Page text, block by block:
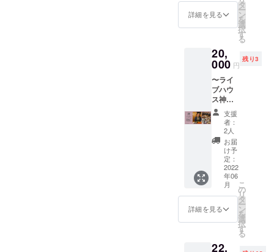
できる
場合は
えま
す。振
り替え
られな
かった
場合は
個別に
ご相談
させて
くださ
いま
せ。）
【重
さ】約
護のた
め直火
での使
用は推
奨して
おりま
せん。
強く摩
擦する
とロゴ
部分が
剥がれ
る可能
性があ
ります
柔らか
いスポ
ラッ
プ。 ぜ
ひお早
願いい
たしま
す！ 幅
5cm×長
さ
165cm
（最
長）
だきま
した！
限定5
BEATC
AMPロ
ゴをあ
しらっ
ていた
だきき
ます。
南出も
持って
るギ
ターや
ベース
に1本ず
つ揃え
たい
な、と
思える
スト
ラッ
ひお早
トラッ
プや！
至った
次第で
す。 そ
してこ
ちらの
コラボ
スト
ラップ
のご相
談をさ
せてい
ただい
たとこ
ろ、快
諾いた
だきま
した！
限定5
本。
AMPロ
を、、
、と考
横山さ
んにご
連絡
し、ご
相談さ
せてい
ただい
たとこ
ろ、
「六甲
道で会
う！」
という
ごく親
身に相
乗って
ラ」と
コラボ
いただ
けるこ
とにな
りまし
た。 厚
さはな
んと
5cm！
すべて
ハンド
メイド
の一点
物で、
木目や
細かな
は1枚1
枚異
い、着
て欲し
スター
トとの
はい、
大変共
感いた
しま
す！ そ
んな
中、難
燃性の
高い
アー
ミー生
地を使
火に強
く無骨
キャッ
ウトド
ア
する ア
ウトド
アガ
レージ
ブラン
ド「x
azuroy
x（アズ
イ）」
さん。
「自分
が愛す
る物を
着た
い、着
て欲し
スター
シー
ト】
ネット
たま
知った
「x
azuroy
x」。
ホーム
ページ
→https:
//shop.a
zuroy.c
om/
キャン
プや音
楽フェ
スに
ぴった
りなア
ション
詳細を見る
タ
ー
ン
を
選
択
す
る
20,
000 円
残り3
〜ライ
ブハウ
ス神戸
VARIT.
の藤岡
店長と
飲め
る！〜
2019年
7月23日
から
VARIT.
の店長
を務め
る藤岡
あゆみ
県朝来
支援
者：
2人
お届
け予
定：
2022
年06
月
詳細を見る
こ
の
リ
タ
ー
ン
を
選
択
す
る
22,